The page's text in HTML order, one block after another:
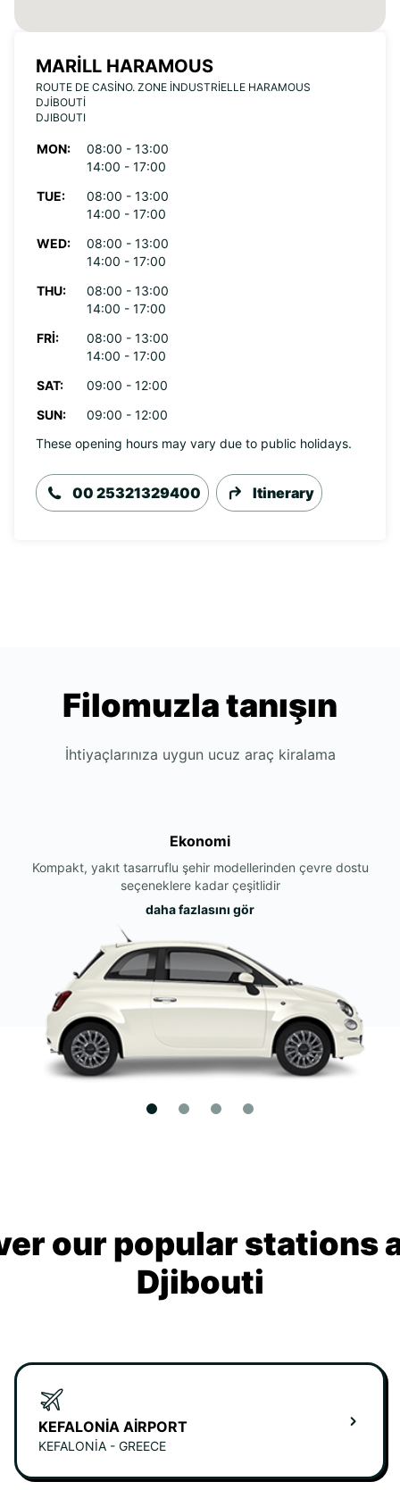
MARILL HARAMOUS
ROUTE DE CASINO. ZONE INDUSTRIELLE HARAMOUS
DJIBOUTI
DJIBOUTI
MON:
08:00 - 13:00
14:00 - 17:00
TUE:
08:00 - 13:00
14:00 - 17:00
WED:
08:00 - 13:00
14:00 - 17:00
THU:
08:00 - 13:00
14:00 - 17:00
FRI:
08:00 - 13:00
14:00 - 17:00
SAT:
09:00 - 12:00
SUN:
09:00 - 12:00
These opening hours may vary due to public holidays.
00 25321329400 Itinerary
Filomuzla tanışın
İhtiyaçlarınıza uygun ucuz araç kiralama
Ekonomi
Kompakt, yakıt tasarruflu şehir modellerinden çevre dostu
seçeneklere kadar çeşitlidir
daha fazlasını gör
our popular stations
Djibouti
KEFALONIA AIRPORT
KEFALONIA - GREECE